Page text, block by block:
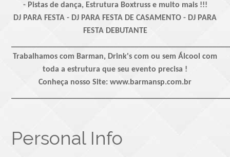
- Pistas de dança, Estrutura Boxtruss e muito mais !!!
DJ PARA FESTA - DJ PARA FESTA DE CASAMENTO - DJ PARA
FESTA DEBUTANTE
Trabalhamos com Barman, Drink's com ou sem Álcool com
toda a estrutura que seu evento precisa !
Conheça nosso Site: www.barmansp.com.br
Personal Info